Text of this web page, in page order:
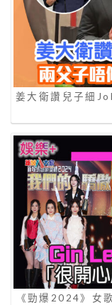
姜大衛讚兒子細
《勁爆2024》女